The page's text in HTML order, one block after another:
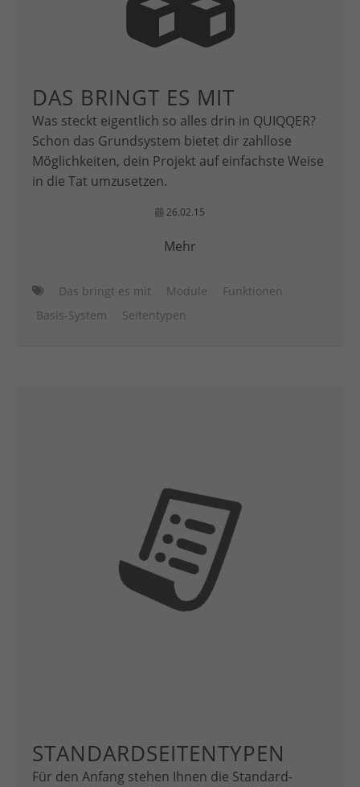
DAS BRINGT ES MIT
Was steckt eigentlich so alles drin in QUIQQER?
Schon das Grundsystem bietet dir zahllose
Möglichkeiten, dein Projekt auf einfachste Weise
in die Tat umzusetzen.
26.02.15
Mehr
Das bringt es mit Module
Funktionen
Basis-System
Seitentypen
STANDARDSEITENTYPEN
Für den Anfang stehen Ihnen die Standard-